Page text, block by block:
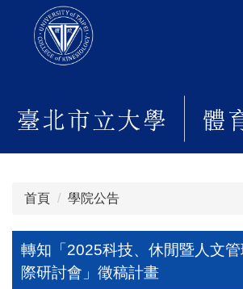
容
區
首頁 學院公告
轉知「2025科技、休閒暨人文
際研討會」徵稿計畫